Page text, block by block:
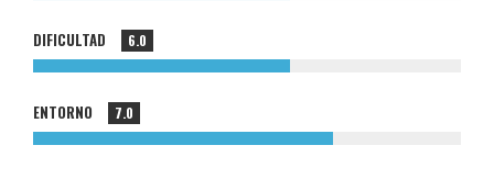
DIFICULTAD 6.0
ENTORNO 7.0